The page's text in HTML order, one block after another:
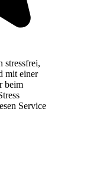
stressfrei,
mit einer
beim
Service